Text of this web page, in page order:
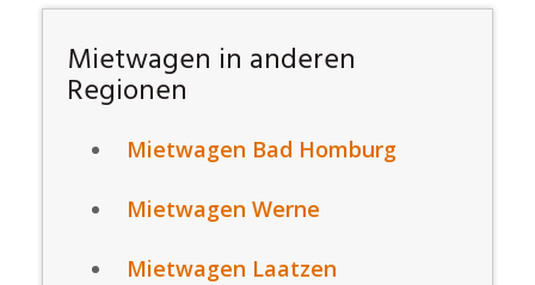
Mietwagen in anderen
Regionen
Mietwagen Bad Homburg
Mietwagen Werne
Mietwagen Laatzen